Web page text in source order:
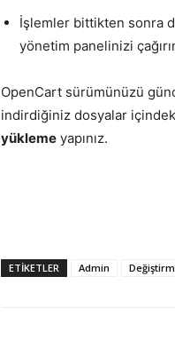
İşlemler bittikten sonra
yönetim panelinizi
OpenCart sürümünüzü
indirdiğiniz dosyalar
yükleme yapınız.
ETIKETLER Admin